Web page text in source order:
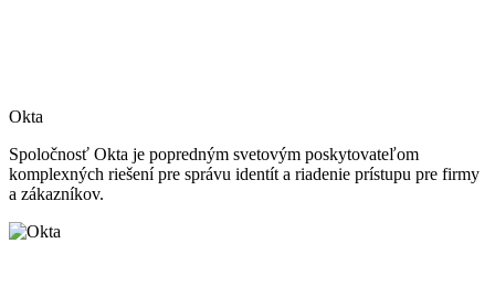
Okta
Spoločnosť Okta je popredným svetovým poskytovateľom
komplexných riešení pre správu identít a riadenie prístupu pre firmy
a zákazníkov.